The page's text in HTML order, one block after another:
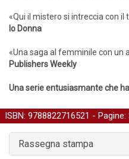
«Qui il mistero si intreccia con
Io Donna
«Una saga al femminile con un
Publishers Weekly
Una serie entusiasmante che
ISBN: 9788822716521 - Pagine:
Rassegna stampa